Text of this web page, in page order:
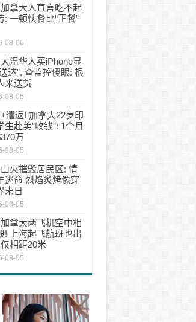
拿大人直言吃不起
: 一顿快餐比“正餐”
08-06
温华人买iPhone显
达”, 查监控傻眼: 根
来送货
08-05
遣返! 加拿大22岁印
生赴美”收钱”: 1个月
万
08-05
火摧毁居民区; 情
逃命 烈焰炙烤像穿
末日
08-05
拿大两飞机空中相
! 上海起飞航班也出
相距20米
08-05